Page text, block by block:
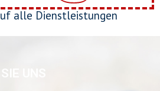
alle Dienstleistungen
UNS